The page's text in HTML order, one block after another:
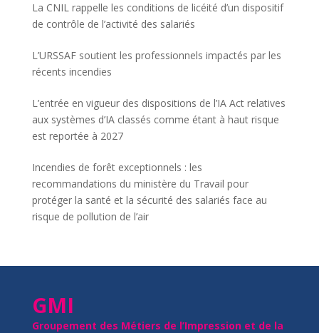
La CNIL rappelle les conditions de licéité d’un dispositif
de contrôle de l’activité des salariés
L’URSSAF soutient les professionnels impactés par les
récents incendies
L’entrée en vigueur des dispositions de l’IA Act relatives
aux systèmes d’IA classés comme étant à haut risque
est reportée à 2027
Incendies de forêt exceptionnels : les
recommandations du ministère du Travail pour
protéger la santé et la sécurité des salariés face au
risque de pollution de l’air
GMI
Groupement des Métiers de l’Impression et de la